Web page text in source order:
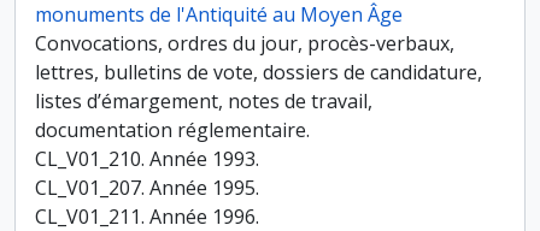
monuments de l'Antiquité au Moyen Âge
Convocations, ordres du jour, procès-verbaux,
lettres, bulletins de vote, dossiers de candidature,
listes d’émargement, notes de travail,
documentation réglementaire.
CL_V01_210. Année 1993.
CL_V01_207. Année 1995.
CL_V01_211. Année 1996.